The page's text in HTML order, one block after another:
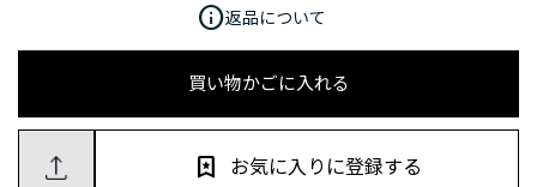
買い物かごに入れる
お気に入りに登録する
info返品について